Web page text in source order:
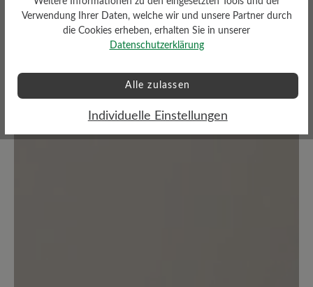
Keine Bewertungen gefunden. Teilen Sie Ihre Erfahrungen
Verwendung Ihrer Daten, welche wir und unsere Partner durch
die Cookies erheben, erhalten Sie in unserer
Datenschutzerklärung
Alle zulassen
Individuelle Einstellungen